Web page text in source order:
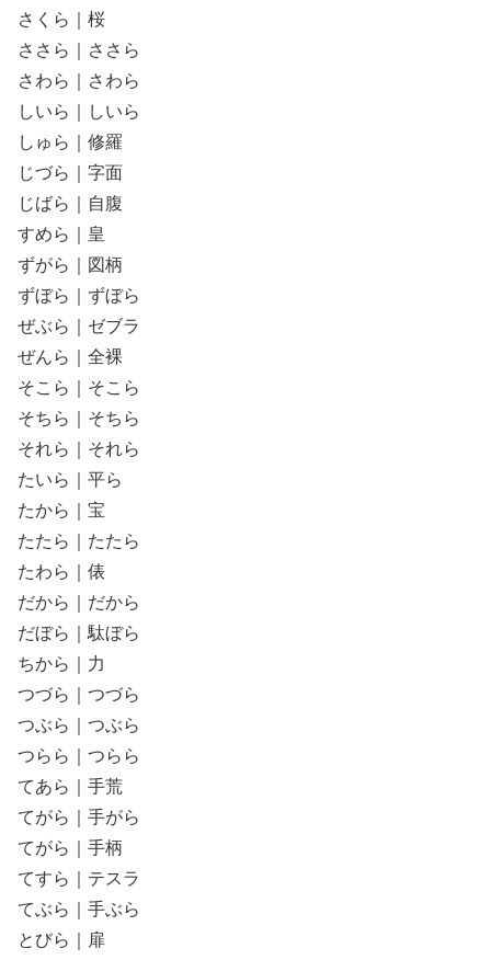
さくら｜桜
ささら｜ささら
さわら｜さわら
しいら｜しいら
しゅら｜修羅
じづら｜字面
じばら｜自腹
すめら｜皇
ずがら｜図柄
ずぼら｜ずぼら
ぜぶら｜ゼブラ
ぜんら｜全裸
そこら｜そこら
そちら｜そちら
それら｜それら
たいら｜平ら
たから｜宝
たたら｜たたら
たわら｜俵
だから｜だから
だぼら｜駄ぼら
ちから｜力
つづら｜つづら
つぶら｜つぶら
つらら｜つらら
てあら｜手荒
てがら｜手がら
てがら｜手柄
てすら｜テスラ
てぶら｜手ぶら
とびら｜扉